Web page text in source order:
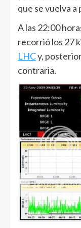
que se vuelva
A las 22:00
recorrió los 27
LHCy,
contraria.